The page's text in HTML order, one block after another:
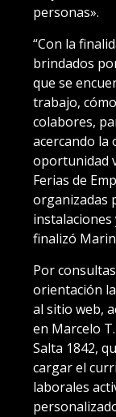
personas».
“Con la
brindados
que se
trabajo,
colabores,
acercando la
oportunidad
Ferias de
organizadas
instalaciones
finalizó
Por
orientación
al sitio web,
en Marcelo
Salta 1842,
cargar el
laborales